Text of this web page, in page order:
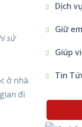
sử
ở nhà.
đi
Dịch vụ
Giữ
Giúp
Tin